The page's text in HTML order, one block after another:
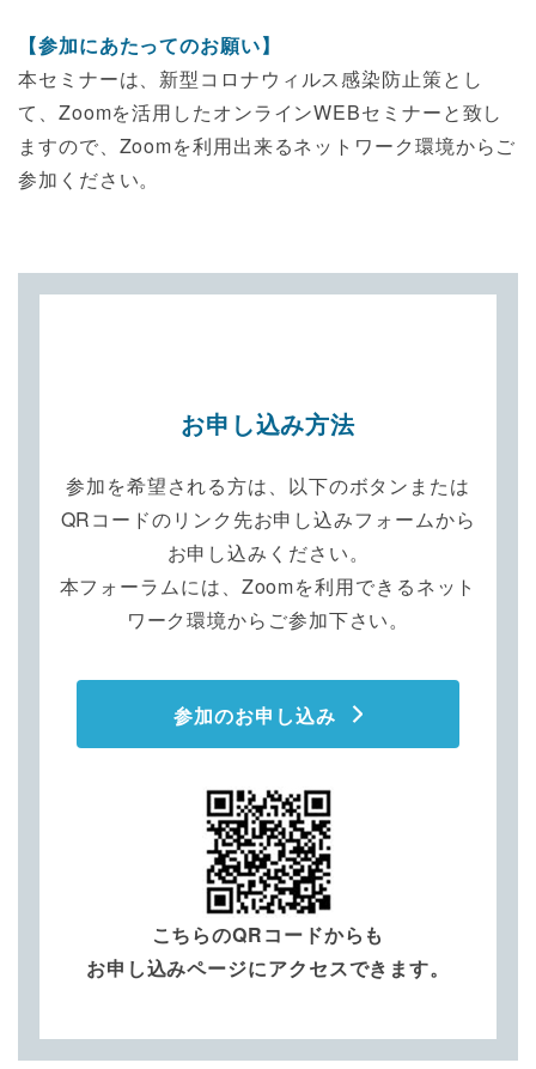
【参加にあたってのお願い】
本セミナーは、新型コロナウィルス感染防止策とし
て、Zoomを活用したオンラインWEBセミナーと致し
ますので、Zoomを利用出来るネットワーク環境からご
参加ください。
お申し込み方法
参加を希望される方は、以下のボタンまたは
QRコードのリンク先お申し込みフォームから
お申し込みください。
本フォーラムには、Zoomを利用できるネット
ワーク環境からご参加下さい。
参加のお申し込み
こちらのQRコードからも
お申し込みページにアクセスできます。